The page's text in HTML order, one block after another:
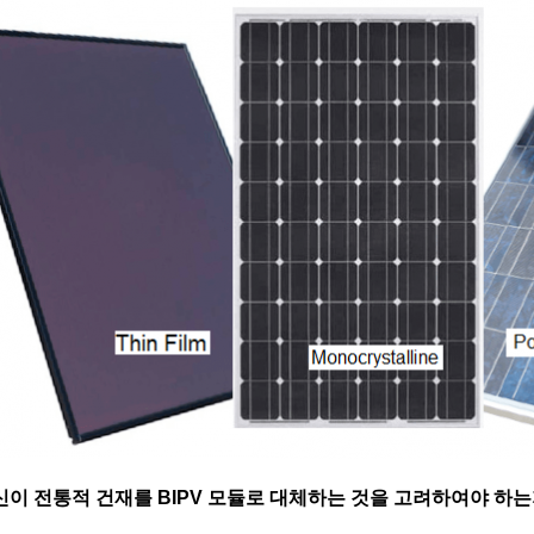
이 전통적 건재를 BIPV 모듈로 대체하는 것을 고려하여야 하